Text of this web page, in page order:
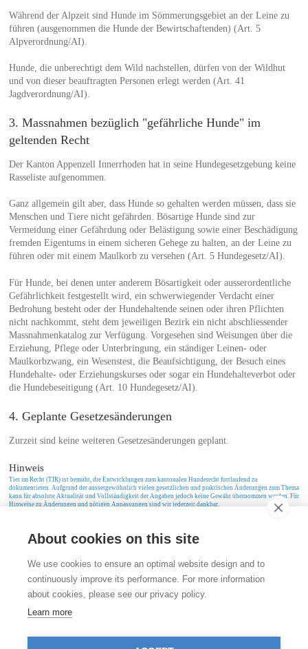
Während der Alpzeit sind Hunde im Sömmerungsgebiet an der Leine zu
führen (ausgenommen die Hunde der Bewirtschaftenden) (Art. 5
Alpverordnung/AI).
Hunde, die unberechtigt dem Wild nachstellen, dürfen von der Wildhut
und von dieser beauftragten Personen erlegt werden (Art. 41
Jagdverordnung/AI).
3. Massnahmen bezüglich "gefährliche Hunde" im
geltenden Recht
Der Kanton Appenzell Innerrhoden hat in seine Hundegesetzgebung keine
Rasseliste aufgenommen.
Ganz allgemein gilt aber, dass Hunde so gehalten werden müssen, dass sie
Menschen und Tiere nicht gefährden. Bösartige Hunde sind zur
Vermeidung einer Gefährdung oder Belästigung sowie einer Beschädigung
fremden Eigentums in einem sicheren Gehege zu halten, an der Leine zu
führen oder mit einem Maulkorb zu versehen (Art. 5 Hundegesetz/AI).
Für Hunde, bei denen unter anderem Bösartigkeit oder ausserordentliche
Gefährlichkeit festgestellt wird, ein schwerwiegender Verdacht einer
Bedrohung besteht oder der Hundehaltende seinen oder ihren Pflichten
nicht nachkommt, steht dem jeweiligen Bezirk ein nicht abschliessender
Massnahmenkatalog zur Verfügung. Vorgesehen sind Weisungen über die
Erziehung, Pflege oder Unterbringung, ein ständiger Leinen- oder
Maulkorbzwang, ein Wesenstest, die Beaufsichtigung, der Besuch eines
Hundehalte- oder Erziehungskurses oder sogar ein Hundehalteverbot oder
die Hundebeseitigung (Art. 10 Hundegesetz/AI).
4. Geplante Gesetzesänderungen
Zurzeit sind keine weiteren Gesetzesänderungen geplant.
Hinweis
Tier im Recht (TIR) ist bemüht, die Entwicklungen zum kantonalen Hunderecht fortlaufend zu
dokumentieren. Aufgrund der aussergewöhnlich vielen gesetzlichen und praktischen Änderungen zum Thema
kann für absolute Aktualität und Vollständigkeit der Angaben jedoch keine Gewähr übernommen werden. Für
Hinweise zu Änderungen und nötigen Anpassungen sind wir jederzeit dankbar.
Stiftung für das Tier im Recht (TIR)
Rigistrasse 9
CH - 8006 Zürich
info@tierimrecht.org
Ihre Spende kann von den Steuern abgezogen werden.
About cookies on this site
We use cookies to ensure an optimal website design and to
continuously improve its performance. For more information
about cookies, please see our privacy policy.
Learn more